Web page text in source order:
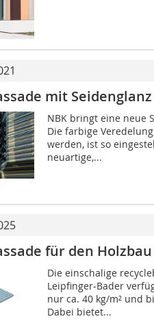
mit Seidenglanz
NBK bringt eine neue
Die farbige
werden, ist so
neuartige,...
für den Holzbau
Die einschalige
Leipfinger-Bader
nur ca. 40 kg/m² und
Dabei bietet...